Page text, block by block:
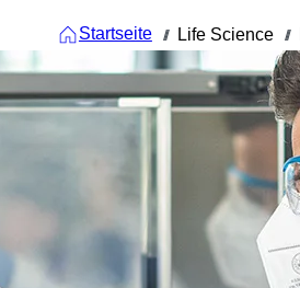
Startseite /// Life Science ///